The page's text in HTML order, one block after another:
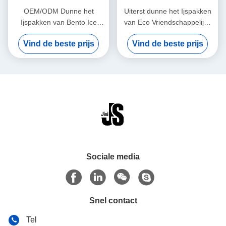
OEM/ODM Dunne het
Ijspakken van Bento Ice
Lunch Chillers Ultra van de
Voedselrang voor Jonge
geitjes
Vind de beste prijs
Uiterst dunne het Ijspakken
van Eco Vriendschappelijke
Koele Koelers voor
Voedsel/Bier 15cm X 10cm X
1cm
Vind de beste prijs
Sociale media
Snel contact
Tel